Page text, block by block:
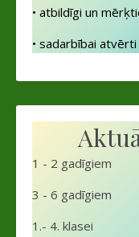
• atbildīgi un
• sadarbībai atvērti
1 - 2 gadīgiem
3 - 6 gadīgiem
1.- 4. klasei